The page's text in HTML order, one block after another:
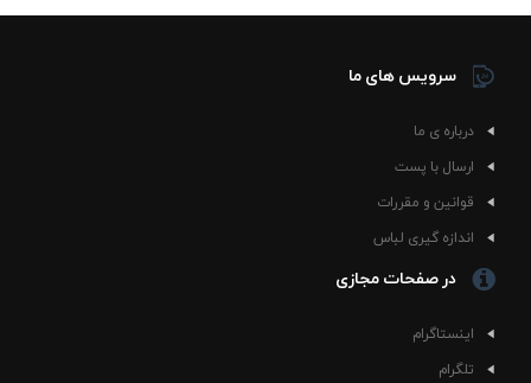
سرویس های ما
درباره ی ما
ارسال با پست
قوانین و مقررات
اندازه گیری لباس
در صفحات مجازی
اینستاگرام
تلگرام